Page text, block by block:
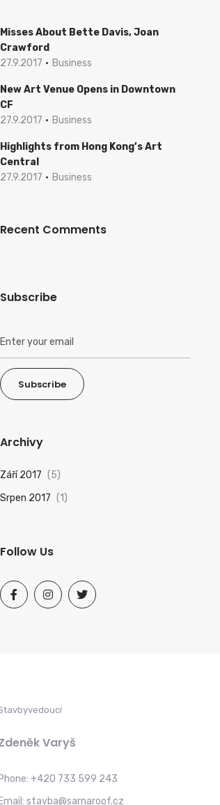
Misses About Bette Davis, Joan
Crawford
27.9.2017
Business
New Art Venue Opens in Downtown
CF
27.9.2017
Business
Highlights from Hong Kong’s Art
Central
27.9.2017
Business
Recent Comments
Subscribe
Subscribe
Archivy
Září 2017 (5)
Srpen 2017 (1)
Follow Us
Varyš
Phone: +420 733 599 243
Email: stavba@sarnaroof.cz